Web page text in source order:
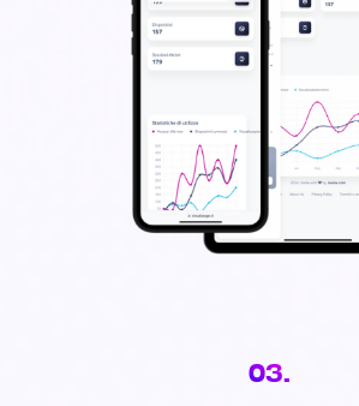
03.